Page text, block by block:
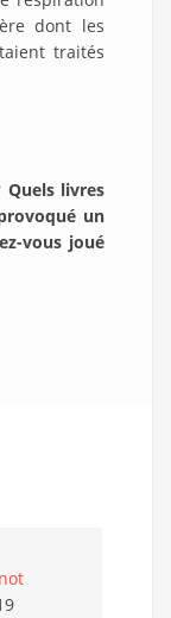
dont les
traités
livres
un
vous joué